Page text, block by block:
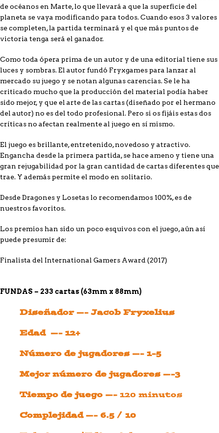
de océanos en Marte, lo que llevará a que la superficie del
planeta se vaya modificando para todos. Cuando esos 3 valores
se completen, la partida terminará y el que más puntos de
victoria tenga será el ganador.
Como toda ópera prima de un autor y de una editorial tiene sus
luces y sombras. El autor fundó Fryxgames para lanzar al
mercado su juego y se notan algunas carencias. Se le ha
criticado mucho que la producción del material podía haber
sido mejor, y que el arte de las cartas (diseñado por el hermano
del autor) no es del todo profesional. Pero si os fijáis estas dos
críticas no afectan realmente al juego en sí mismo.
El juego es brillante, entretenido, novedoso y atractivo.
Engancha desde la primera partida, se hace ameno y tiene una
gran rejugabilidad por la gran cantidad de cartas diferentes que
trae. Y además permite el modo en solitario.
Desde Dragones y Losetas lo recomendamos 100%, es de
nuestros favoritos.
Los premios han sido un poco esquivos con el juego, aún así
puede presumir de:
Finalista del International Gamers Award (2017)
FUNDAS – 233 cartas (63mm x 88mm)
Diseñador —- Jacob Fryxelius
Edad —- 12+
Número de jugadores —- 1-5
Mejor número de jugadores —-3
Tiempo de juego —- 120 minutos
Complejidad —- 6.5 / 10